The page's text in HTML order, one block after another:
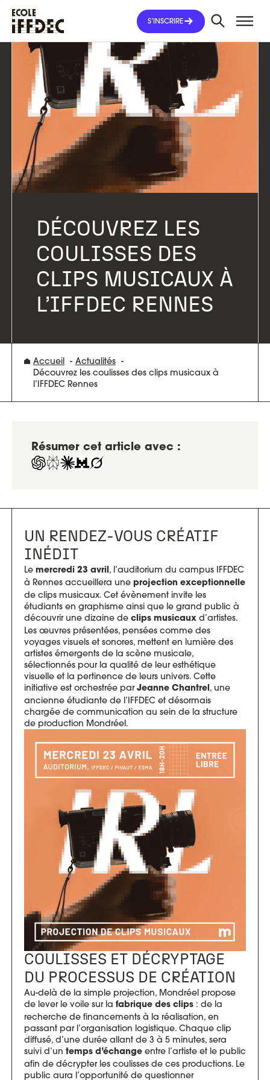
contenu
S’INSCRIRE
DÉCOUVREZ LES
COULISSES DES
CLIPS MUSICAUX À
L’IFFDEC RENNES
Accueil
Actualités
Découvrez les coulisses des clips musicaux à
l’IFFDEC Rennes
Résumer cet article avec :
UN RENDEZ-VOUS CRÉATIF
INÉDIT
Le mercredi 23 avril, l’auditorium du campus IFFDEC
à Rennes accueillera une projection exceptionnelle
de clips musicaux. Cet évènement invite les
étudiants en graphisme ainsi que le grand public à
découvrir une dizaine de clips musicaux d’artistes.
Les œuvres présentées, pensées comme des
voyages visuels et sonores, mettent en lumière des
artistes émergents de la scène musicale,
sélectionnés pour la qualité de leur esthétique
visuelle et la pertinence de leurs univers. Cette
initiative est orchestrée par Jeanne Chantrel, une
ancienne étudiante de l’IFFDEC et désormais
chargée de communication au sein de la structure
de production Mondréel.
COULISSES ET DÉCRYPTAGE
DU PROCESSUS DE CRÉATION
Au-delà de la simple projection, Mondréel propose
de lever le voile sur la fabrique des clips : de la
recherche de financements à la réalisation, en
passant par l’organisation logistique. Chaque clip
diffusé, d’une durée allant de 3 à 5 minutes, sera
suivi d’un temps d’échange entre l’artiste et le public
afin de décrypter les coulisses de ces productions. Le
public aura l’opportunité de questionner